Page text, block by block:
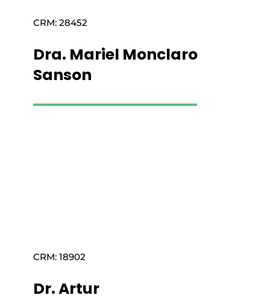
CRM: 28452
Dra. Mariel Monclaro
Sanson
CRM: 18902
Dr. Artur